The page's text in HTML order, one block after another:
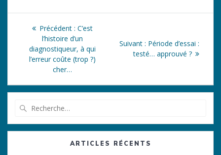
Navigation
l’article
Précédent : Article
précédent
:
C’est
l’histoire d’un
diagnostiqueur, à qui
l’erreur coûte (trop ?)
cher…
Suivant : Article
suivant
Période d’essai :
testé… approuvé ?
:
ARTICLES RÉCENTS